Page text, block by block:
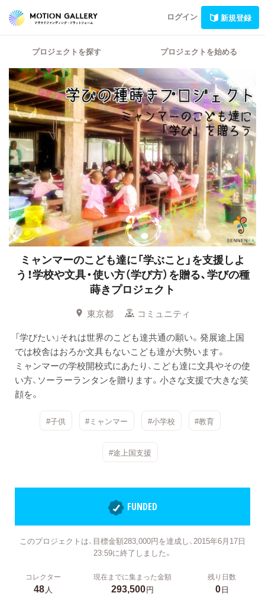
ログイン 新規登録
プロジェクトを探す プロジェクトを始める
ミャンマーのこども達に「学ぶこと」を支援しよ
う！学校や文具・使い方（学び方）を贈る、学びの種
蒔きプロジェクト
東京都
コミュニティ
「学びたい」それは世界のこども達共通の願い。発展途上国
では校舎はおろか文具もないこども達が大勢います。
ミャンマーの学校開校式にあたり、こども達に文具やその使
い方、ソーラーランタンを贈ります。小さな支援で大きな笑
顔を。
#子供 #ミャンマー #小学校 #教育
#途上国支援
FUNDED
このプロジェクトは、目標金額283,000円を達成し、2015年6月17日
23:59に終了しました。
コレクター
48人
現在までに集まった金額
293,500円
残り日数
0日